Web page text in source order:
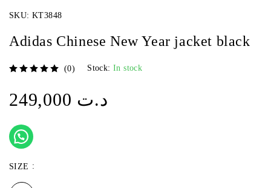
SKU: KT3848
Adidas Chinese New Year jacket black
(0) Stock: In stock
د.ت
SIZE